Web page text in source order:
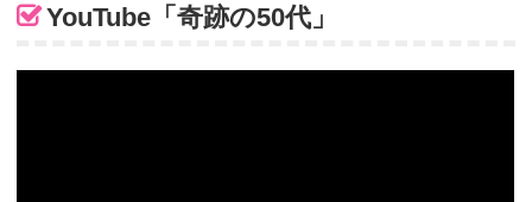
YouTube「奇跡の50代」